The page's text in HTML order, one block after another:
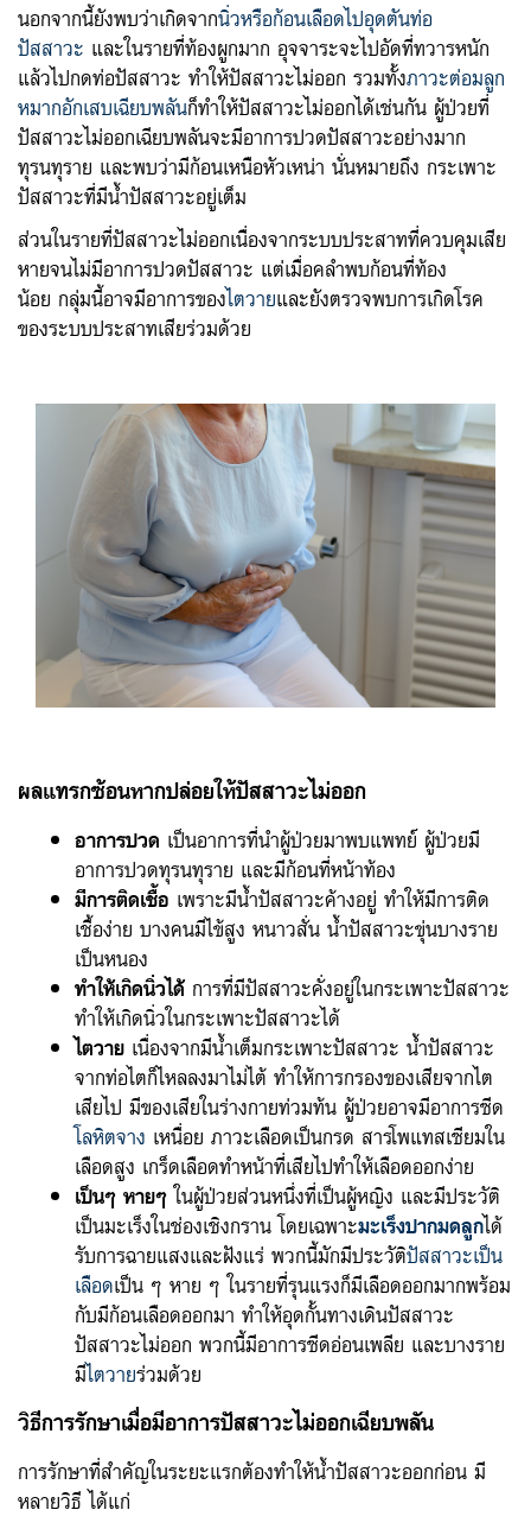
นอกจากนี้ยังพบว่าเกิดจากนิ่วหรือก้อนเลือดไปอุดตันท่อ
ปัสสาวะ และในรายที่ท้องผูกมาก อุจจาระจะไปอัดที่ทวารหนัก
แล้วไปกดท่อปัสสาวะ ทำให้ปัสสาวะไม่ออก รวมทั้งภาวะต่อมลูก
หมากอักเสบเฉียบพลันก็ทำให้ปัสสาวะไม่ออกได้เช่นกัน ผู้ป่วยที่
ปัสสาวะไม่ออกเฉียบพลันจะมีอาการปวดปัสสาวะอย่างมาก
ทุรนทุราย และพบว่ามีก้อนเหนือหัวเหน่า นั่นหมายถึง กระเพาะ
ปัสสาวะที่มีน้ำปัสสาวะอยู่เต็ม
ส่วนในรายที่ปัสสาวะไม่ออกเนื่องจากระบบประสาทที่ควบคุมเสีย
หายจนไม่มีอาการปวดปัสสาวะ แต่เมื่อคลำพบก้อนที่ท้อง
น้อย กลุ่มนี้อาจมีอาการของไตวายและยังตรวจพบการเกิดโรค
ของระบบประสาทเสียร่วมด้วย
ผลแทรกซ้อนหากปล่อยให้ปัสสาวะไม่ออก
อาการปวด เป็นอาการที่นำผู้ป่วยมาพบแพทย์ ผู้ป่วยมี
อาการปวดทุรนทุราย และมีก้อนที่หน้าท้อง
มีการติดเชื้อ เพราะมีน้ำปัสสาวะค้างอยู่ ทำให้มีการติด
เชื้อง่าย บางคนมีไข้สูง หนาวสั่น น้ำปัสสาวะขุ่นบางราย
เป็นหนอง
ทำให้เกิดนิ่วได้การที่มีปัสสาวะคั่งอยู่ในกระเพาะปัสสาวะ
ทำให้เกิดนิ่วในกระเพาะปัสสาวะได้
ไตวาย เนื่องจากมีน้ำเต็มกระเพาะปัสสาวะ น้ำปัสสาวะ
จากท่อไตก็ไหลลงมาไม่ไต้ ทำให้การกรองของเสียจากไต
เสียไป มีของเสียในร่างกายท่วมท้น ผู้ป่วยอาจมีอาการซีด
โลหิตจาง เหนื่อย ภาวะเลือดเป็นกรด สารโพแทสเซียมใน
เลือดสูง เกร็ดเลือดทำหน้าที่เสียไปทำให้เลือดออกง่าย
เป็นๆ หายๆ ในผู้ป่วยส่วนหนึ่งที่เป็นผู้หญิง และมีประวัติ
เป็นมะเร็งในช่องเชิงกราน โดยเฉพาะมะเร็งปากมดลูกได้
รับการฉายแสงและฝังแร่ พวกนี้มักมีประวัติปัสสาวะเป็น
เลือดเป็น ๆ หาย ๆ ในรายที่รุนแรงก็มีเลือดออกมากพร้อม
กับมีก้อนเลือดออกมา ทำให้อุดกั้นทางเดินปัสสาวะ
ปัสสาวะไม่ออก พวกนี้มีอาการซีดอ่อนเพลีย และบางราย
มีไตวายร่วมด้วย
วิธีการรักษาเมื่อมีอาการปัสสาวะไม่ออกเฉียบพลัน
การรักษาที่สำคัญในระยะแรกต้องทำให้น้ำปัสสาวะออกก่อน มี
หลายวิธี ได้แก่